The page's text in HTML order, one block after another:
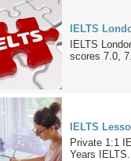
IELTS
IELTS
scores 7.0,
IELTS
Private 1:1
Years